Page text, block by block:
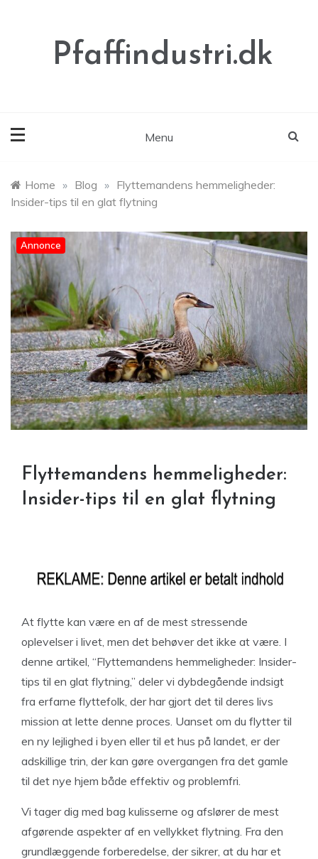
Pfaffindustri.dk
Menu
Home » Blog » Flyttemandens hemmeligheder:
Insider-tips til en glat flytning
Annonce
Flyttemandens hemmeligheder:
Insider-tips til en glat flytning
At flytte kan være en af de mest stressende
oplevelser i livet, men det behøver det ikke at være. I
denne artikel, “Flyttemandens hemmeligheder: Insider-
tips til en glat flytning,” deler vi dybdegående indsigt
fra erfarne flyttefolk, der har gjort det til deres livs
mission at lette denne proces. Uanset om du flytter til
en ny lejlighed i byen eller til et hus på landet, er der
adskillige trin, der kan gøre overgangen fra det gamle
til det nye hjem både effektiv og problemfri.
Vi tager dig med bag kulisserne og afslører de mest
afgørende aspekter af en vellykket flytning. Fra den
grundlæggende forberedelse, der sikrer, at du har et